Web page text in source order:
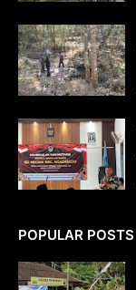
POPULAR POSTS